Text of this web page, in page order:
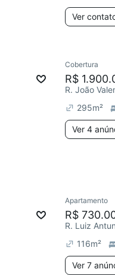
Ver
Cobertura
R$
R. João
295m²
Ver 4
Apartamento
R$
R. Luiz
116m²
Ver 7